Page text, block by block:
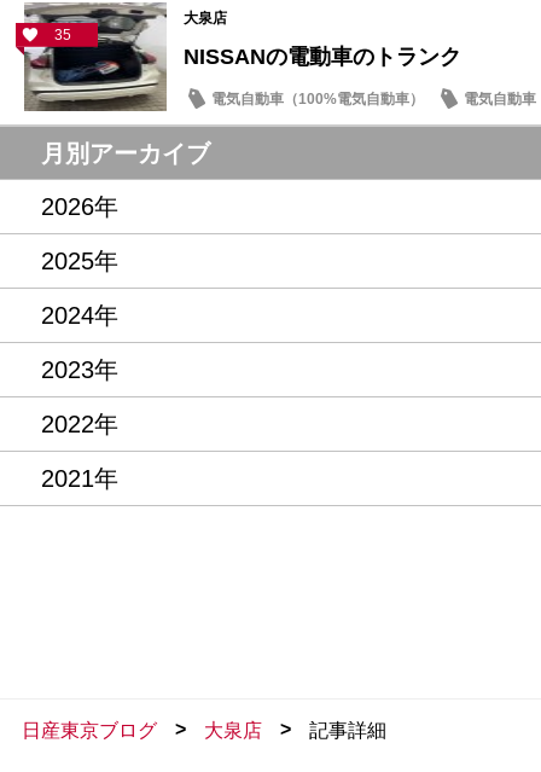
35
大泉店
NISSANの電動車のトランク
電気自動車（100%電気自動車）
電気自動車
新車
日常の出来事
月別アーカイブ
2026年
2025年
2024年
2023年
2022年
2021年
日産東京ブログ > 大泉店 > 記事詳細